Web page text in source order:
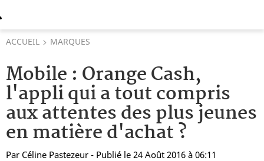
ACCUEIL MARQUES
Mobile : Orange Cash,
l'appli qui a tout compris
aux attentes des plus jeunes
en matière d'achat ?
Par Céline Pastezeur - Publié le 24 Août 2016 à 06:11